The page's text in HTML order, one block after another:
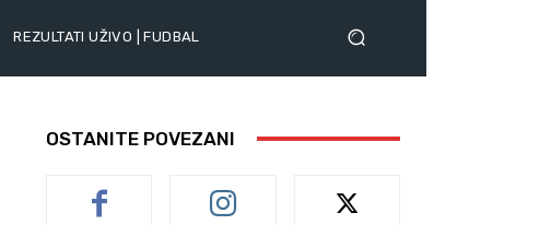
REZULTATI UŽIVO | FUDBAL
OSTANITE POVEZANI